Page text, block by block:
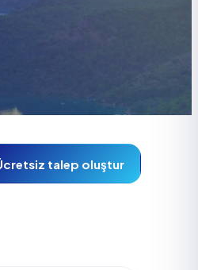
talep oluştur